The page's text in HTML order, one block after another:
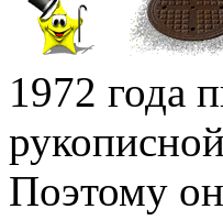
1972 года
Поэтому